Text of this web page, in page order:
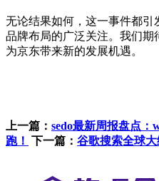
无论结果如何，这一事件都
品牌布局的广泛关注。我们期
为京东带来新的发展机遇。
上一篇： sedo最新周报盘点：
跑！ 下一篇： 谷歌搜索全球大